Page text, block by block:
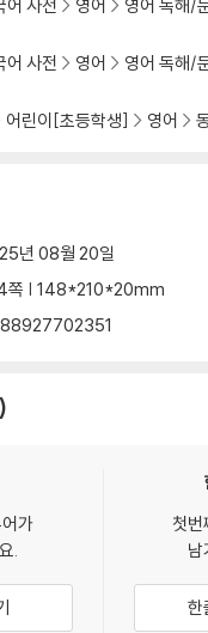
어 사전 영어 영어 독해/
어 사전 영어 영어 독해/
어린이[초등학생] 영어
년 08월 20일
쪽 | 148*210*20mm
가
.
첫번
남
한